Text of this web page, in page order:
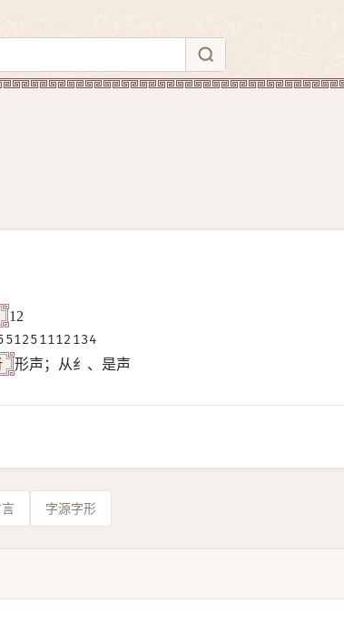
12
形声；从纟、是声
字源字形